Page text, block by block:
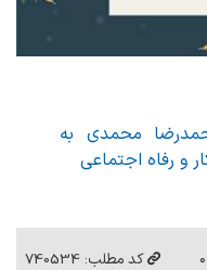
محمدی به
و رفاه اجتماعی
کد مطلب: 740534